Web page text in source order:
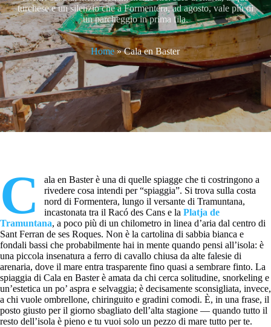
turchese e un silenzio che a Formentera, ad agosto, vale più di
un parcheggio in prima fila.
Home»Cala en Baster
C
ala en Baster è una di quelle spiagge che ti costringono a
rivedere cosa intendi per “spiaggia”. Si trova sulla costa
nord di Formentera, lungo il versante di Tramuntana,
incastonata tra il Racó des Cans e la Platja de
Tramuntana, a poco più di un chilometro in linea d’aria dal centro di
Sant Ferran de ses Roques. Non è la cartolina di sabbia bianca e
fondali bassi che probabilmente hai in mente quando pensi all’isola: è
una piccola insenatura a ferro di cavallo chiusa da alte falesie di
arenaria, dove il mare entra trasparente fino quasi a sembrare finto. La
spiaggia di Cala en Baster è amata da chi cerca solitudine, snorkeling e
un’estetica un po’ aspra e selvaggia; è decisamente sconsigliata, invece,
a chi vuole ombrellone, chiringuito e gradini comodi. È, in una frase, il
posto giusto per il giorno sbagliato dell’alta stagione — quando tutto il
resto dell’isola è pieno e tu vuoi solo un pezzo di mare tutto per te.